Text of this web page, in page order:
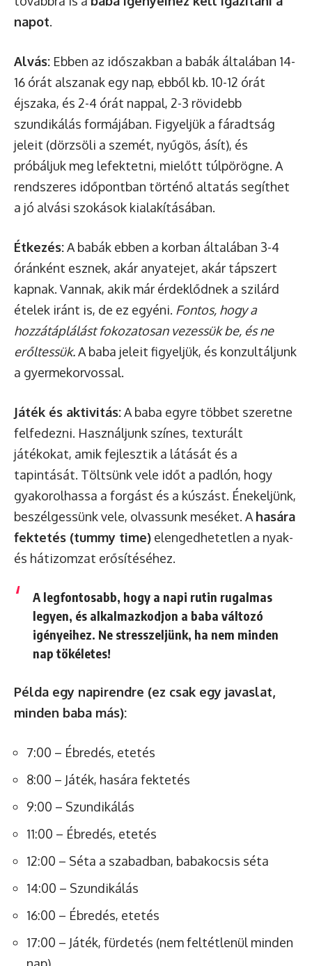
napot.
Alvás: Ebben az időszakban a babák általában 14-
16 órát alszanak egy nap, ebből kb. 10-12 órát
éjszaka, és 2-4 órát nappal, 2-3 rövidebb
szundikálás formájában. Figyeljük a fáradtság
jeleit (dörzsöli a szemét, nyűgös, ásít), és
próbáljuk meg lefektetni, mielőtt túlpörögne. A
rendszeres időpontban történő altatás segíthet
a jó alvási szokások kialakításában.
Étkezés:A babák ebben a korban általában 3-4
óránként esznek, akár anyatejet, akár tápszert
kapnak. Vannak, akik már érdeklődnek a szilárd
ételek iránt is, de ez egyéni. Fontos, hogy a
hozzátáplálást fokozatosan vezessük be, és ne
erőltessük.A baba jeleit figyeljük, és konzultáljunk
a gyermekorvossal.
Játék és aktivitás:A baba egyre többet szeretne
felfedezni. Használjunk színes, texturált
játékokat, amik fejlesztik a látását és a
tapintását. Töltsünk vele időt a padlón, hogy
gyakorolhassa a forgást és a kúszást. Énekeljünk,
beszélgessünk vele, olvassunk meséket. A hasára
fektetés (tummy time) elengedhetetlen a nyak-
és hátizomzat erősítéséhez.
A legfontosabb, hogy a napi rutin rugalmas
legyen, és alkalmazkodjon a baba változó
igényeihez. Ne stresszeljünk, ha nem minden
nap tökéletes!
Példa egy napirendre (ez csak egy javaslat,
minden baba más):
7:00 – Ébredés, etetés
8:00 – Játék, hasára fektetés
9:00 – Szundikálás
11:00 – Ébredés, etetés
12:00 – Séta a szabadban, babakocsis séta
14:00 – Szundikálás
16:00 – Ébredés, etetés
17:00 – Játék, fürdetés (nem feltétlenül minden